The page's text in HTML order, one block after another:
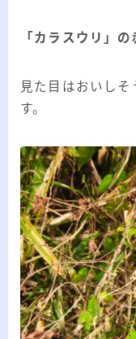
「カラスウリ」の
見た目はおいし
す。